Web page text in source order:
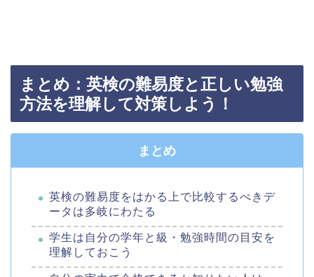
まとめ：英検の難易度と正しい勉強
方法を理解して対策しよう！
まとめ
英検の難易度をはかる上で比較するべきデ
ータは多岐にわたる
学生は自分の学年と級・勉強時間の目安を
理解しておこう